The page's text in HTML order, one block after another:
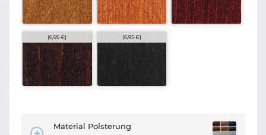
(6,95 €) (6,95 €)
Material Polsterung